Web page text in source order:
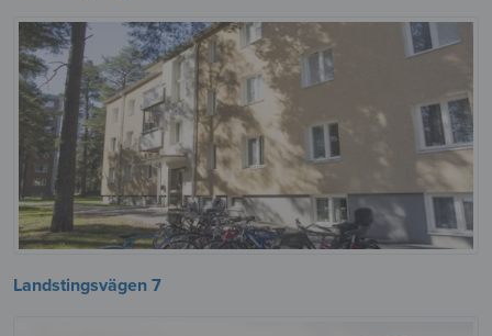
Landstingsvägen 7